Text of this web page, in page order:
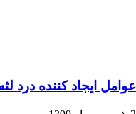
کننده درد لثه